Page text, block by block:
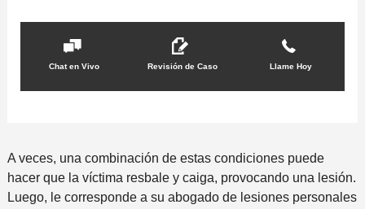
Chat en Vivo Revisión de Caso Llame Hoy
A veces, una combinación de estas condiciones puede
hacer que la víctima resbale y caiga, provocando una lesión.
Luego, le corresponde a su abogado de lesiones personales